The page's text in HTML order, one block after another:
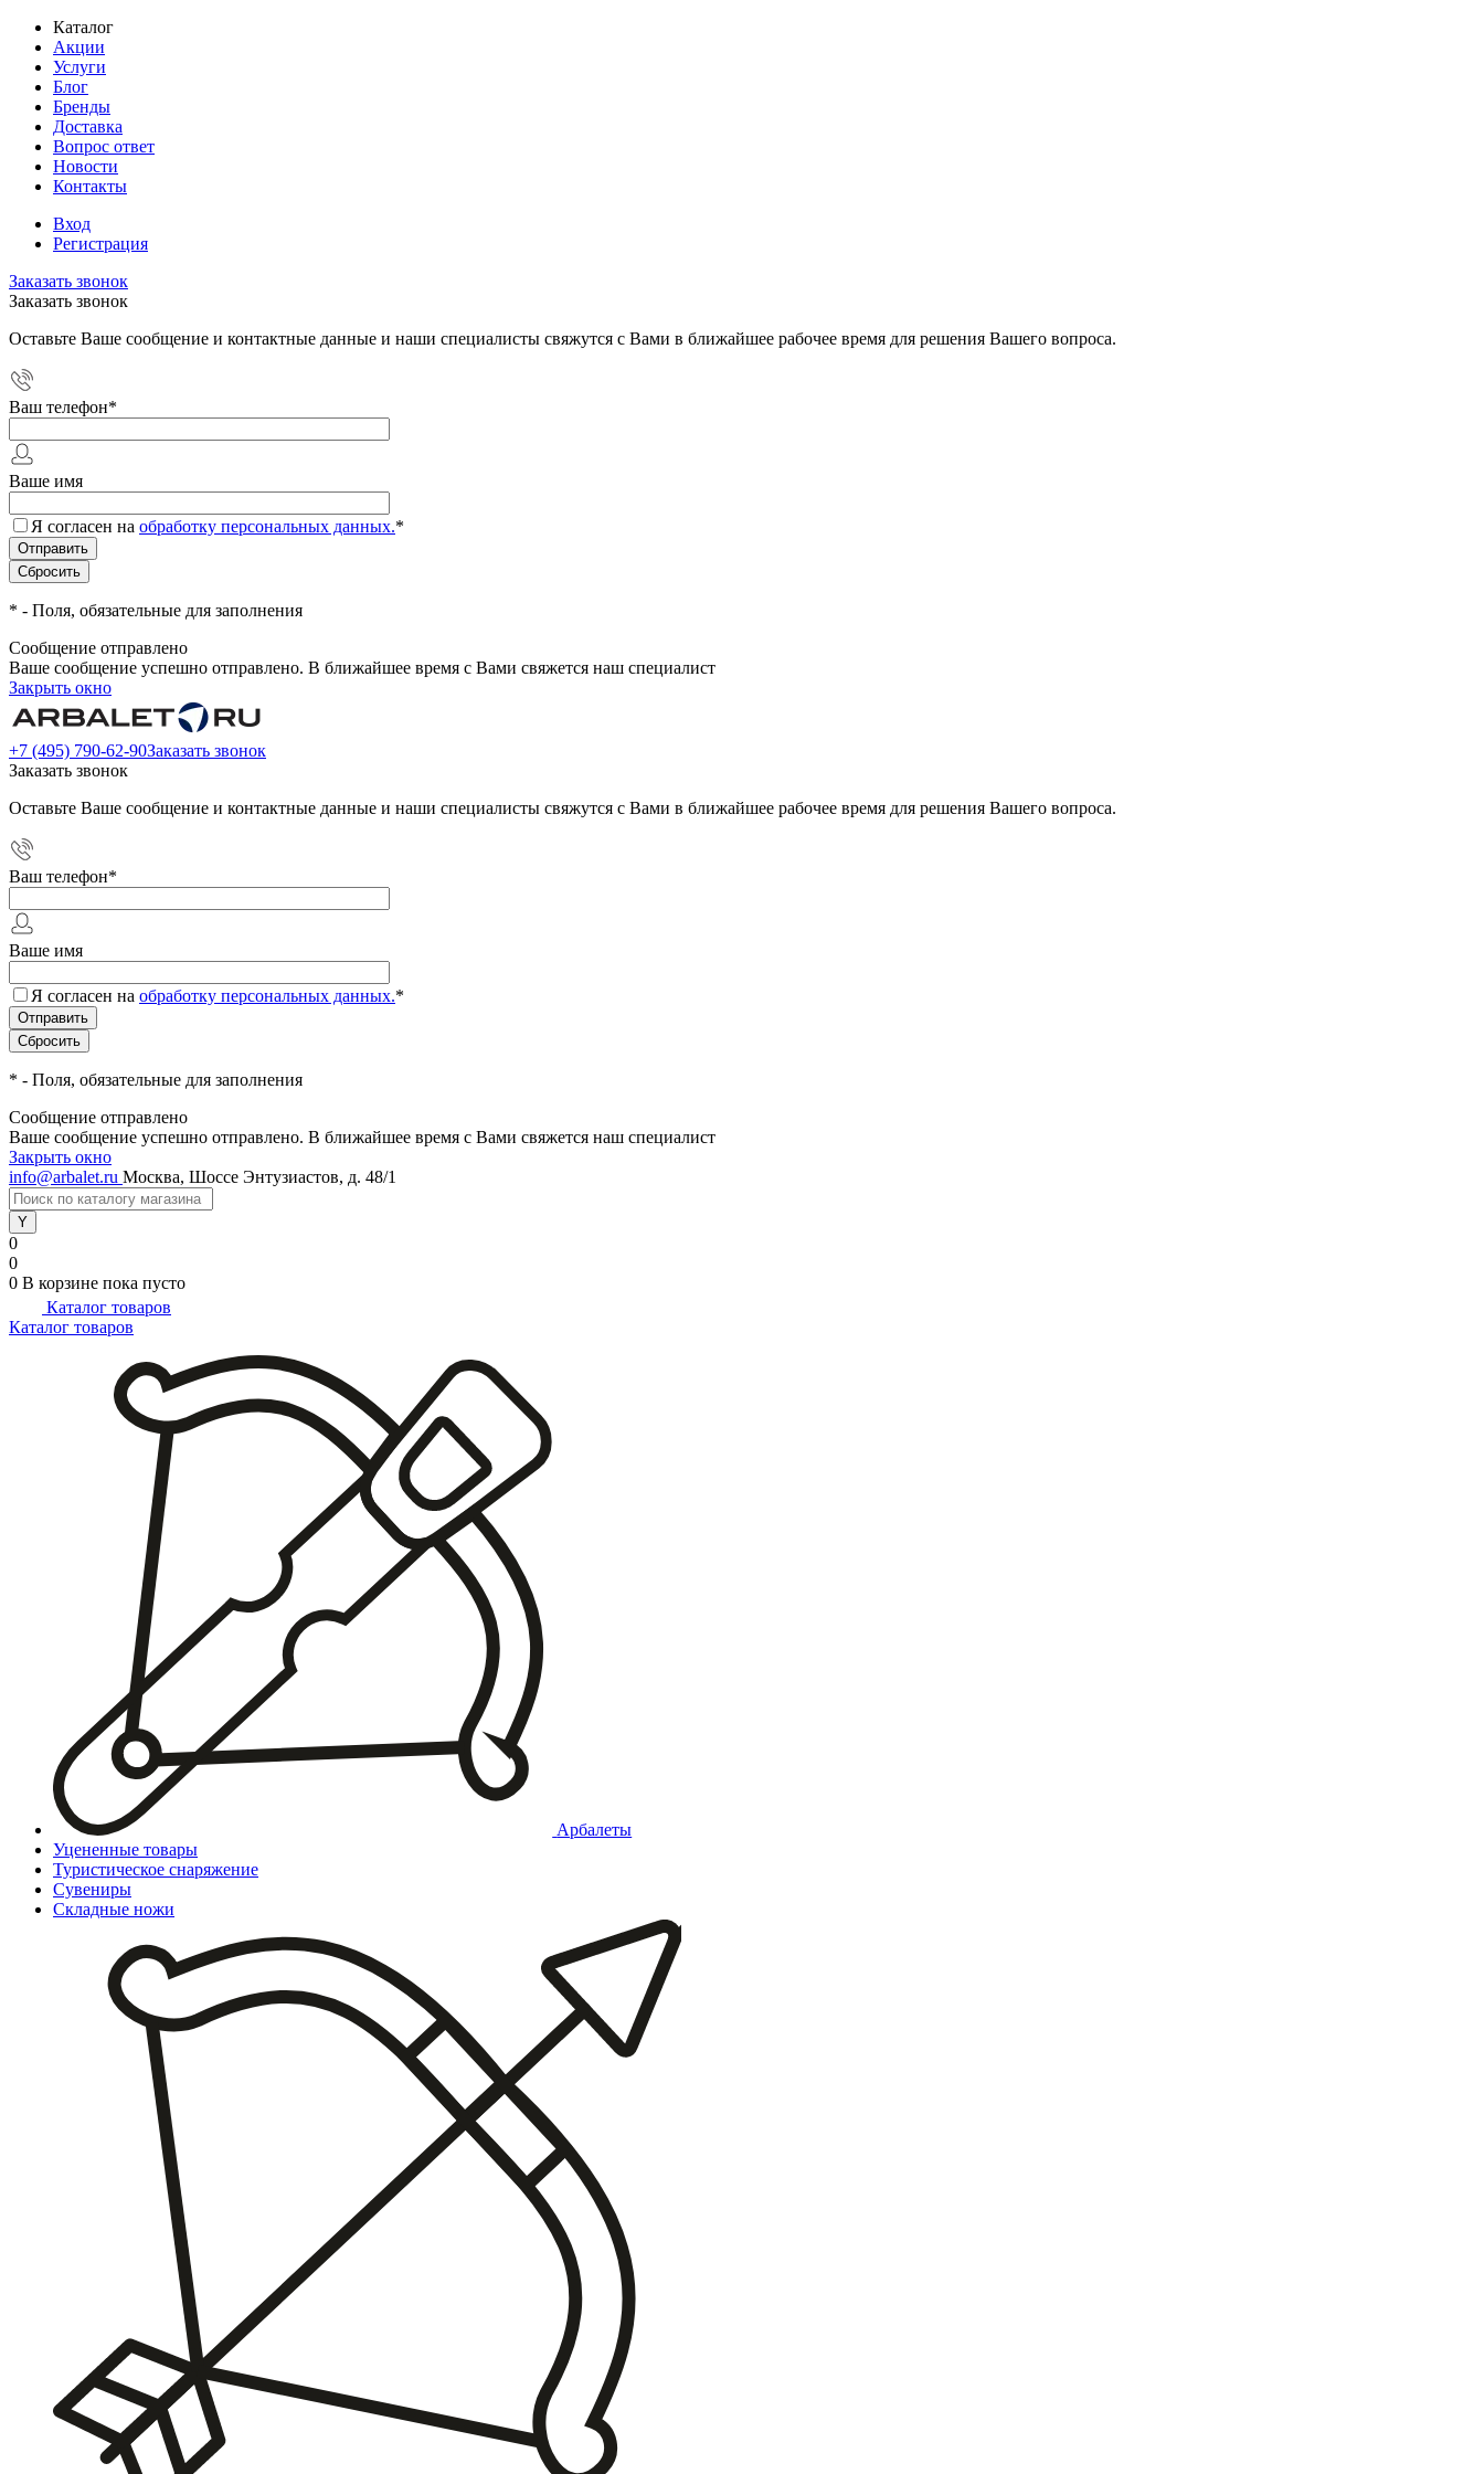
Каталог
Акции
Услуги
Блог
Бренды
Доставка
Вопрос ответ
Новости
Контакты
Вход
Регистрация
Заказать звонок
Заказать звонок
Оставьте Ваше сообщение и контактные данные и наши специалисты свяжутся с Вами в ближайшее рабочее время для решения Вашего вопроса.
Ваш телефон*
Ваше имя
Я согласен на обработку персональных данных.*
* - Поля, обязательные для заполнения
Сообщение отправлено
Ваше сообщение успешно отправлено. В ближайшее время с Вами свяжется наш специалист
Закрыть окно
+7 (495) 790-62-90Заказать звонок
Заказать звонок
Оставьте Ваше сообщение и контактные данные и наши специалисты свяжутся с Вами в ближайшее рабочее время для решения Вашего вопроса.
Ваш телефон*
Ваше имя
Я согласен на обработку персональных данных.*
* - Поля, обязательные для заполнения
Сообщение отправлено
Ваше сообщение успешно отправлено. В ближайшее время с Вами свяжется наш специалист
Закрыть окно
info@arbalet.ru Москва, Шоссе Энтузиастов, д. 48/1
0
0
0 В корзине пока пусто
Каталог товаров
Каталог товаров
Арбалеты
Уцененные товары
Туристическое снаряжение
Сувениры
Складные ножи